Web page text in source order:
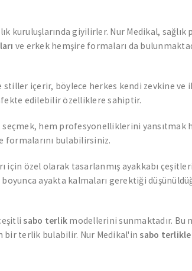
kuruluşlarında giyilirler. Nur Medikal,
ve erkek hemşire formaları da
içerir, böylece herkes kendi zevkine ve
edilebilir özelliklere sahiptir.
seçmek, hem profesyonelliklerini yansıtmak
formalarını bulabilirsiniz.
için özel olarak tasarlanmış ayakkabı
ayakta kalmaları gerektiği
sabo terlik modellerini sunmaktadır. Bu
bir terlik bulabilir. Nur Medikal'in sabo